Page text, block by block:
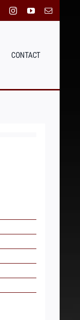
CONTACT